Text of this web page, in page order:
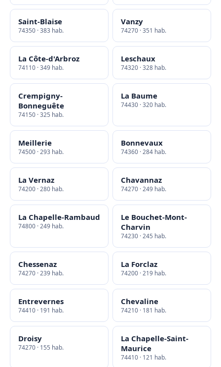
Saint-Blaise
74350 · 383 hab.
Vanzy
74270 · 351 hab.
La Côte-d'Arbroz
74110 · 349 hab.
Leschaux
74320 · 328 hab.
Crempigny-
Bonneguête
74150 · 325 hab.
La Baume
74430 · 320 hab.
Meillerie
74500 · 293 hab.
Bonnevaux
74360 · 284 hab.
La Vernaz
74200 · 280 hab.
Chavannaz
74270 · 249 hab.
La Chapelle-Rambaud
74800 · 249 hab.
Le Bouchet-Mont-
Charvin
74230 · 245 hab.
Chessenaz
74270 · 239 hab.
La Forclaz
74200 · 219 hab.
Entrevernes
74410 · 191 hab.
Chevaline
74210 · 181 hab.
Droisy
74270 · 155 hab.
La Chapelle-Saint-
Maurice
74410 · 121 hab.